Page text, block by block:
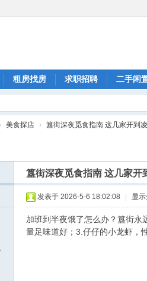
租房找房 求职招聘 二手闲
› 美食探店 › 簋街深夜觅食指南 这几家开到
簋街深夜觅食指南 这几家开
发表于 2026-5-6 18:02:08 显
加班到半夜饿了怎么办？簋街
量足味道好；3.仔仔的小龙虾，